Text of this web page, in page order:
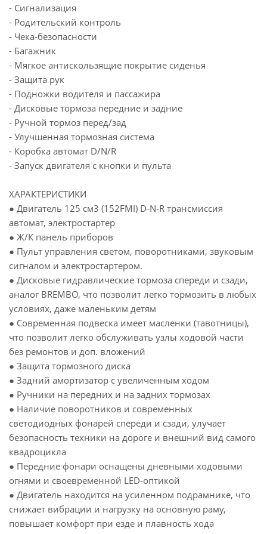
- Сигнализация
- Родительский контроль
- Чека-безопасности
- Багажник
- Мягкое антискользящие покрытие сиденья
- Защита рук
- Подножки водителя и пассажира
- Дисковые тормоза передние и задние
- Ручной тормоз перед/зад
- Улучшенная тормозная система
- Коробка автомат D/N/R
- Запуск двигателя с кнопки и пульта
ХАРАКТЕРИСТИКИ
● Двигатель 125 см3 (152FMI) D-N-R трансмиссия
автомат, электростартер
● Ж/К панель приборов
● Пульт управления светом, поворотниками, звуковым
сигналом и электростартером.
● Дисковые гидравлические тормоза спереди и сзади,
аналог BREMBO, что позволит легко тормозить в любых
условиях, даже маленьким детям
● Современная подвеска имеет масленки (тавотницы),
что позволит легко обслуживать узлы ходовой части
без ремонтов и доп. вложений
● Защита тормозного диска
● Задний амортизатор с увеличенным ходом
● Ручники на передних и на задних тормозах
● Наличие поворотников и современных
светодиодных фонарей спереди и сзади, улучает
безопасность техники на дороге и внешний вид самого
квадроцикла
● Передние фонари оснащены дневными ходовыми
огнями и своевременной LED-оптикой
● Двигатель находится на усиленном подрамнике, что
снижает вибрации и нагрузку на основную раму,
повышает комфорт при езде и плавность хода